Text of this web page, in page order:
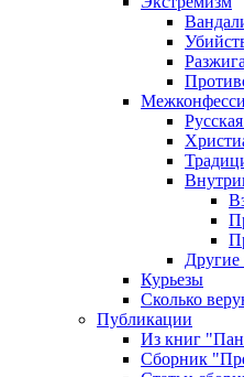
Другие
Курьезы
Сколько
Публикации
Из книг
Сборник